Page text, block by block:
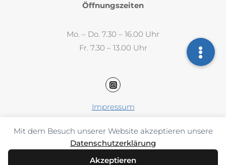
Mit dem Besuch unserer Website akzeptieren unsere
Datenschutzerklärung
Akzeptieren
Öffnungszeiten
Mo. – Do. 7.30 – 16.00 Uhr
Fr. 7.30 – 13.00 Uhr
Impressum
AAB / AGB